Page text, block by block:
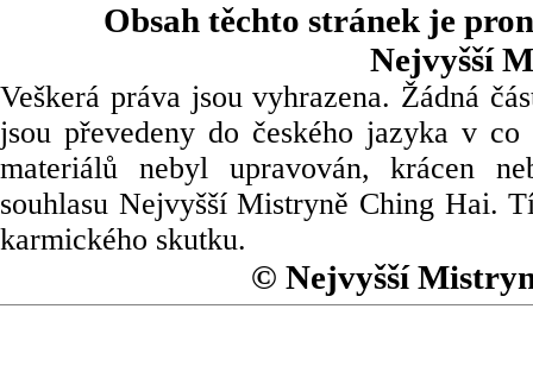
Obsah těchto stránek je
Nejvyšší
Veškerá práva jsou vyhrazena. Žádná
jsou převedeny do českého jazyka v
materiálů nebyl upravován, krácen
souhlasu Nejvyšší Mistryně Ching Hai.
karmického skutku.
© Nejvyšší